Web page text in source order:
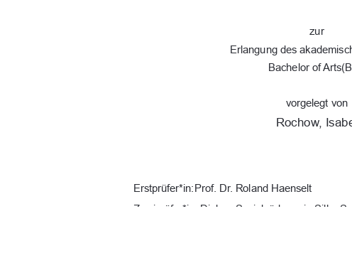
zur
Erlangung des
Bachelor of
vorgelegt von
Rochow,
Erstprüfer*in: Prof. Dr. Roland Haenselt
Zweiprüfer*in: Diplom Sozialpädagogin Silke